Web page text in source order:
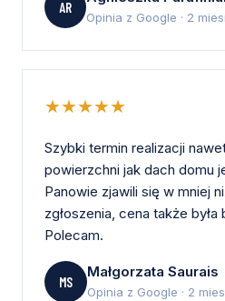
AR
Opinia z Google · 2
★★★★★
Szybki termin realizacji
powierzchni jak dach domu
Panowie zjawili się w mniej
zgłoszenia, cena także
Polecam.
MS
Małgorzata Saurais
Opinia z Google · 2